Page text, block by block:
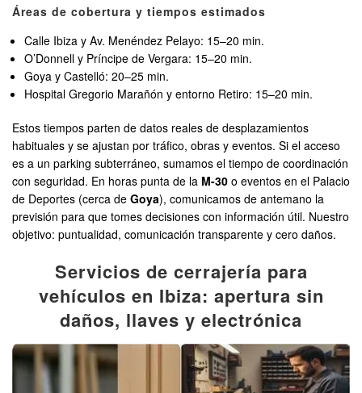
Áreas de cobertura y tiempos estimados
Calle Ibiza y Av. Menéndez Pelayo: 15–20 min.
O’Donnell y Príncipe de Vergara: 15–20 min.
Goya y Castelló: 20–25 min.
Hospital Gregorio Marañón y entorno Retiro: 15–20 min.
Estos tiempos parten de datos reales de desplazamientos
habituales y se ajustan por tráfico, obras y eventos. Si el acceso
es a un parking subterráneo, sumamos el tiempo de coordinación
con seguridad. En horas punta de la M-30 o eventos en el Palacio
de Deportes (cerca de Goya), comunicamos de antemano la
previsión para que tomes decisiones con información útil. Nuestro
objetivo: puntualidad, comunicación transparente y cero daños.
Servicios de cerrajería para
vehículos en Ibiza: apertura sin
daños, llaves y electrónica